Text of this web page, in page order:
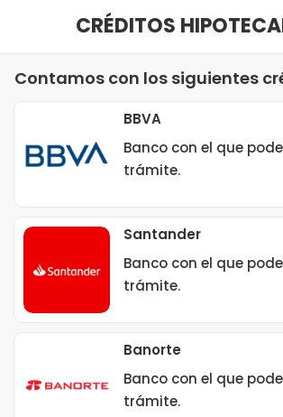
CRÉDITOS
Contamos con los siguientes
BBVA
Banco con el que
trámite.
Santander
Banco con el que
trámite.
Banorte
Banco con el que
trámite.